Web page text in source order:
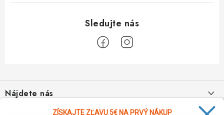
pNájdete nás
ZÍSKAJTE ZĽAVU 5€ NA PRVÝ NÁKUP